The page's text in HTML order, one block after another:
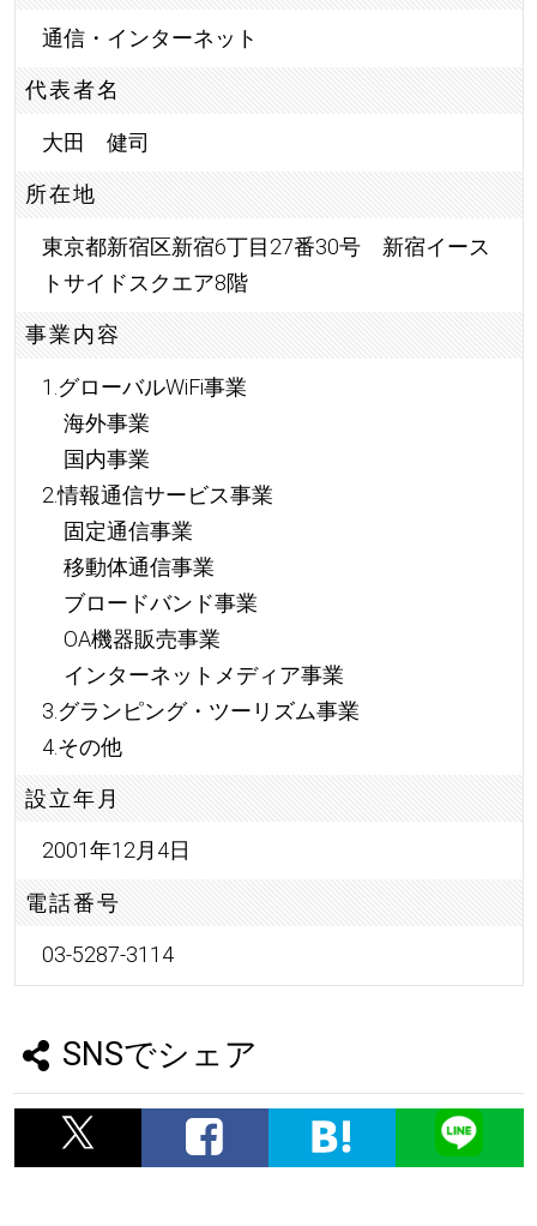
通信・インターネット
代表者名
大田 健司
所在地
東京都新宿区新宿6丁目27番30号 新宿イース
トサイドスクエア8階
事業内容
1.グローバルWiFi事業
海外事業
国内事業
2.情報通信サービス事業
固定通信事業
移動体通信事業
ブロードバンド事業
OA機器販売事業
インターネットメディア事業
3.グランピング・ツーリズム事業
4.その他
設立年月
2001年12月4日
電話番号
03-5287-3114
SNSでシェア